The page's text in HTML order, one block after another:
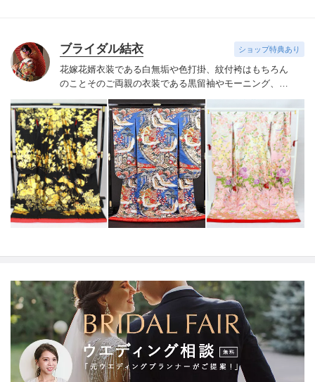
ブライダル結衣 ショップ特典あり
花嫁花婿衣装である白無垢や色打掛、紋付袴はもちろん
のことそのご両親の衣装である黒留袖やモーニング、ま
た親族の方向けの色留袖、ご友人の参列衣装である振袖
や訪問着も多数取り揃えております。プロのコーディネ
ーターがお客様に合った着物や帯、小物をご提案しつつ
細部までお客様とご一緒に決めて参りますので、安心し
て当日を迎えられます。また当日のヘアセットや着付け
などのお支度も承っております。経験豊富な美容師と国
家資格である1級着付け技能士の資格を持つ着付け師がお
支度をさせて頂きます。